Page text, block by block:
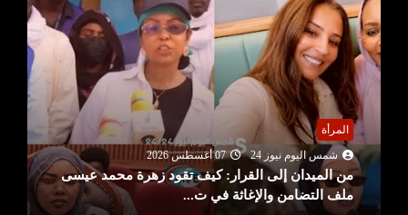
عربي ودولي
شمس اليوم نيوز 24
07 أغسطس 2026
توقيع اتفاق دفاع مشترك بين السعودية وتركيا
وباكستان